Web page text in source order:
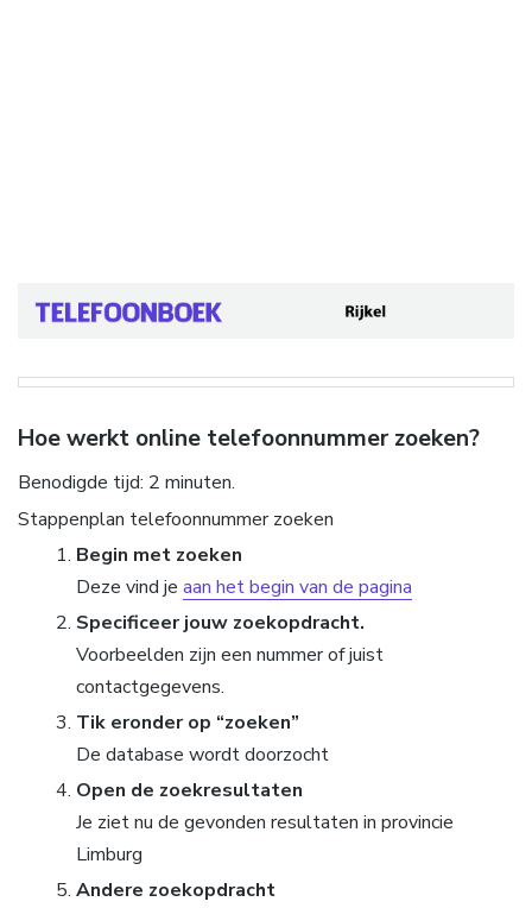
Hoe werkt online telefoonnummer zoeken?
Benodigde tijd: 2 minuten.
Stappenplan telefoonnummer zoeken
Begin met zoeken
Deze vind je aan het begin van de pagina
Specificeer jouw zoekopdracht.
Voorbeelden zijn een nummer of juist
contactgegevens.
Tik eronder op “zoeken”
De database wordt doorzocht
Open de zoekresultaten
Je ziet nu de gevonden resultaten in provincie
Limburg
Andere zoekopdracht